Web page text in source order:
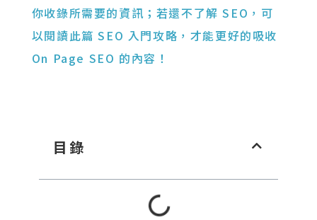
你收錄所需要的資訊；若還不了解 SEO，可
以閱讀此篇 SEO 入門攻略，才能更好的吸收
On Page SEO 的內容！
目錄